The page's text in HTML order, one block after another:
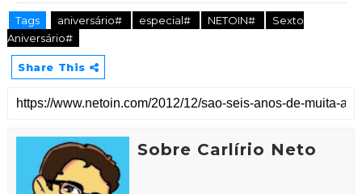
Tags aniversário# especial# NETOIN#
Sexto
Aniversário#
Share This
Sobre Carlírio Neto